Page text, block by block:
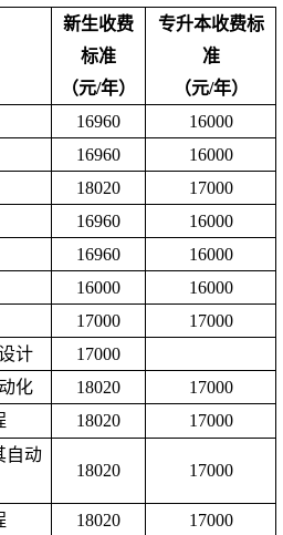
新生收费
标准
（元/年）
专升本收费标
准
（元/年）
16960
16000
16960
16000
18020
17000
16960
16000
16960
16000
16000 16000
17000
17000
计
17000
化
18020
17000
18020
17000
自动
18020 17000
18020
17000